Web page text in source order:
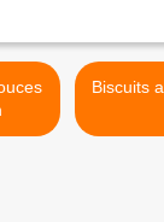
Biscuits